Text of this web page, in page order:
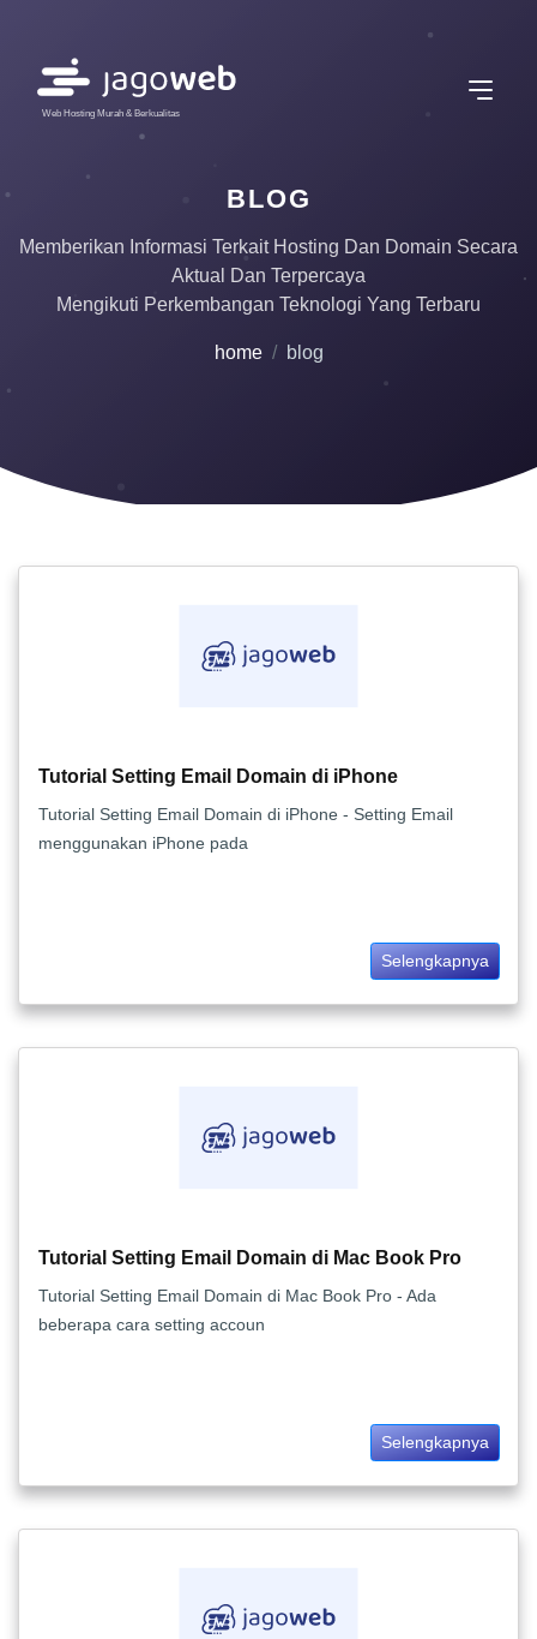
Web Hosting Murah & Berkualitas
BLOG
Memberikan Informasi Terkait Hosting Dan Domain Secara
Aktual Dan Terpercaya
Mengikuti Perkembangan Teknologi Yang Terbaru
home blog
Tutorial Setting Email Domain di iPhone
Tutorial Setting Email Domain di iPhone - Setting Email
menggunakan iPhone pada
Selengkapnya
Tutorial Setting Email Domain di Mac Book Pro
Tutorial Setting Email Domain di Mac Book Pro - Ada
beberapa cara setting accoun
Selengkapnya